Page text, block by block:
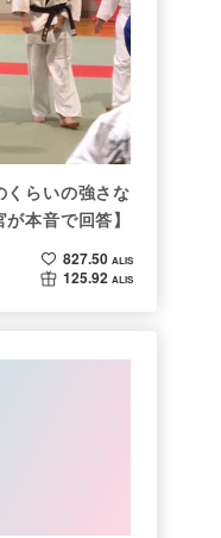
くらいの強さな
本音で回答】
827.50 ALIS
125.92 ALIS